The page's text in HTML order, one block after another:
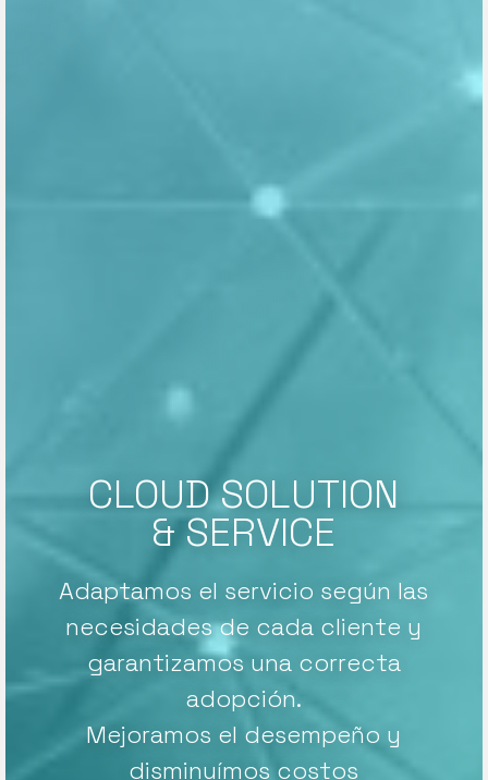
CLOUD SOLUTION
& SERVICE
Adaptamos el servicio según las
necesidades de cada cliente y
garantizamos una correcta
adopción.
Mejoramos el desempeño y
disminuímos costos